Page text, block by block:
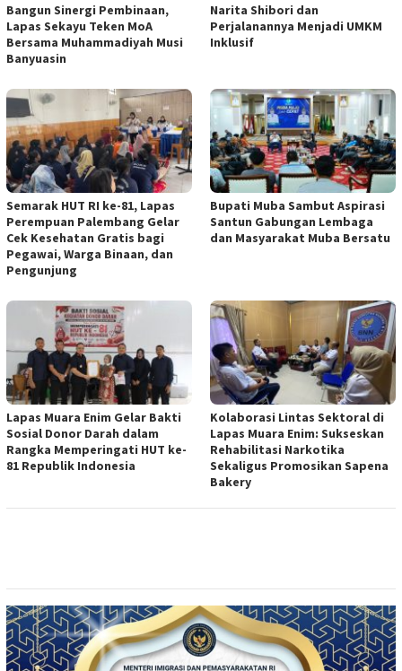
Bangun Sinergi Pembinaan,
Lapas Sekayu Teken MoA
Bersama Muhammadiyah Musi
Banyuasin
Narita Shibori dan
Perjalanannya Menjadi UMKM
Inklusif
Semarak HUT RI ke-81, Lapas
Perempuan Palembang Gelar
Cek Kesehatan Gratis bagi
Pegawai, Warga Binaan, dan
Pengunjung
Bupati Muba Sambut Aspirasi
Santun Gabungan Lembaga
dan Masyarakat Muba Bersatu
Lapas Muara Enim Gelar Bakti
Sosial Donor Darah dalam
Rangka Memperingati HUT ke-
81 Republik Indonesia
Kolaborasi Lintas Sektoral di
Lapas Muara Enim: Sukseskan
Rehabilitasi Narkotika
Sekaligus Promosikan Sapena
Bakery